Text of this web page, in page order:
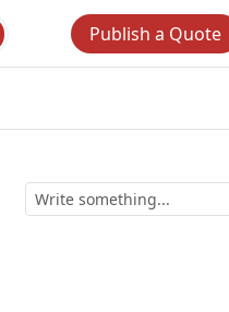
Publish a Quote